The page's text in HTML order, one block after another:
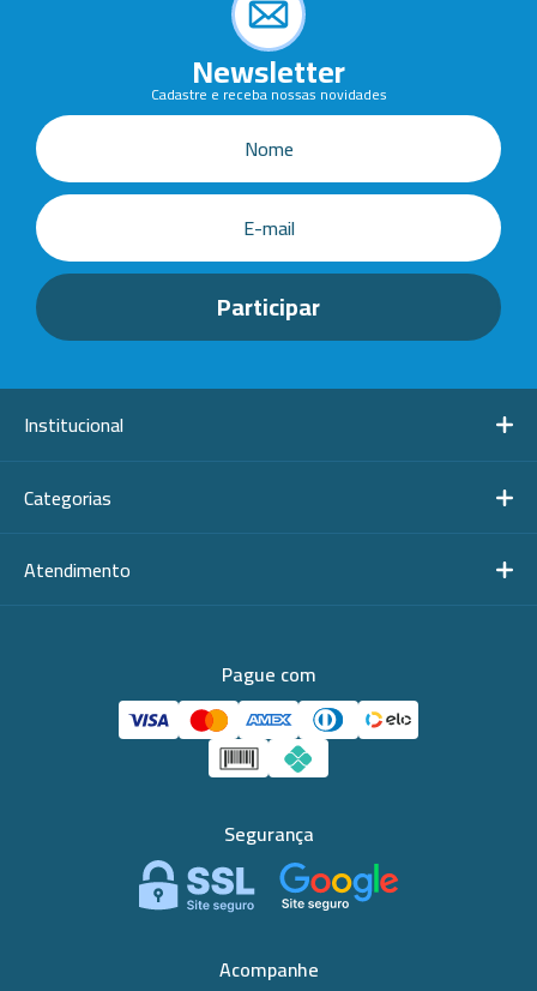
Newsletter
Cadastre e receba nossas novidades
Institucional
Categorias
Atendimento
Pague com
Segurança
Acompanhe